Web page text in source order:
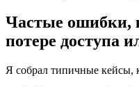
Частые ошибки,
потере доступа
Я собрал типичные кейсы,